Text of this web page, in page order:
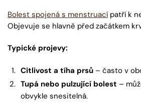
Bolest spojená s menstruacípatří k
Objevuje se hlavně před začátkem
Typické projevy:
Citlivost a tíha prsů – často v
Tupá nebo pulzující bolest –
obvykle snesitelná.